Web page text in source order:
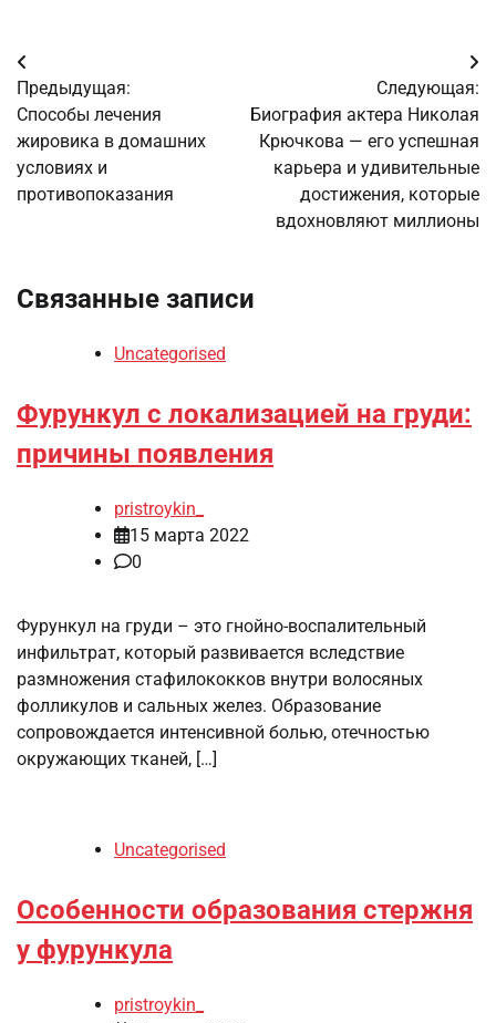
Навигация
по
записям
Предыдущая:
Способы лечения
жировика в домашних
условиях и
противопоказания
Следующая:
Биография актера Николая
Крючкова — его успешная
карьера и удивительные
достижения, которые
вдохновляют миллионы
Связанные записи
Uncategorised
Фурункул с локализацией на груди:
причины появления
pristroykin_
15 марта 2022
0
Фурункул на груди – это гнойно-воспалительный
инфильтрат, который развивается вследствие
размножения стафилококков внутри волосяных
фолликулов и сальных желез. Образование
сопровождается интенсивной болью, отечностью
окружающих тканей, […]
Uncategorised
Особенности образования стержня
у фурункула
pristroykin_